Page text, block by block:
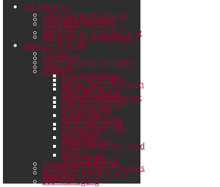
Für Tierärzte
Informationen Tierarzt
Seminare Tierärzte
Seminaranmeldung
Tierärzte
Werbemittel Notdienstring
Werbemittel Überweiser
Service + Kontakt
Kontakt
Download
Informationen Tierhalter
Über uns
NEWSBlutdruckwerte
Dein Tier im Alter
Reisen mit Haustieren
Neue Leitung
Augenheilkunde
Neuer Praxisstandort
Was ist ein Notfall?
Gesunde Haut +
gesundes Fell
Reise- und
Notfallapotheke
Zahngesundheit
Magen-Darm oder
Vergiftung
Sicherheit
Weihnachten
Gras fressen bei Hund
Katze
Stressfreier
Tierarztbesuch
Schokoladenrechner
Anmeldung Erste-Hilfe-Kurs
Notdienst Herford und
Bielefeld
360°-Rundgang